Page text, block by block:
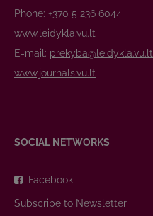
Phone: +370 5 236 6044
www.leidykla.vu.lt
E-mail: prekyba@leidykla.vu.lt
www.journals.vu.lt
SOCIAL NETWORKS
Facebook
Subscribe to Newsletter